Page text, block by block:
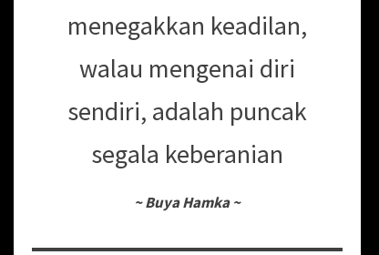
menegakkan keadilan,
walau mengenai diri
sendiri, adalah puncak
segala keberanian
~Buya Hamka ~